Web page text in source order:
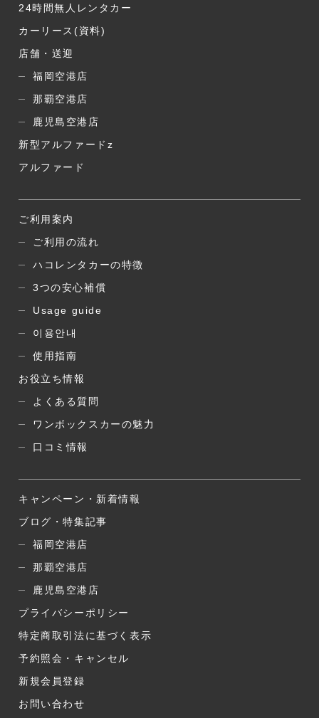
24時間無人レンタカー
カーリース(資料)
店舗・送迎
福岡空港店
那覇空港店
鹿児島空港店
新型アルファードz
アルファード
ご利用案内
ご利用の流れ
ハコレンタカーの特徴
3つの安心補償
Usage guide
이용안내
使用指南
お役立ち情報
よくある質問
ワンボックスカーの魅力
口コミ情報
キャンペーン・新着情報
ブログ・特集記事
福岡空港店
那覇空港店
鹿児島空港店
プライバシーポリシー
特定商取引法に基づく表示
予約照会・キャンセル
新規会員登録
お問い合わせ